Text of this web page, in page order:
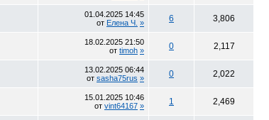
01.04.2025 14:45
от Елена Ч. » 6 3,806
18.02.2025 21:50
от timoh » 0 2,117
13.02.2025 06:44
от sasha75rus » 0 2,022
15.01.2025 10:46
от vint64167 » 1 2,469